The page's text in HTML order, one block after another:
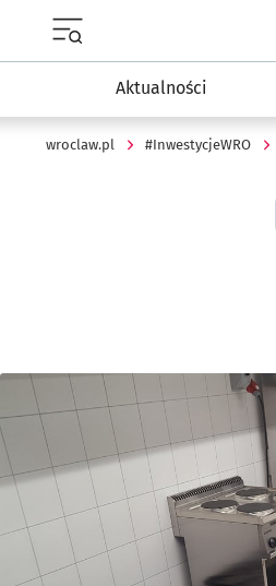
Aktualności
wroclaw.pl #InwestycjeWRO
Kliknij, aby powiększyć